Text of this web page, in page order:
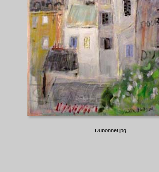
Dubonnet.jpg